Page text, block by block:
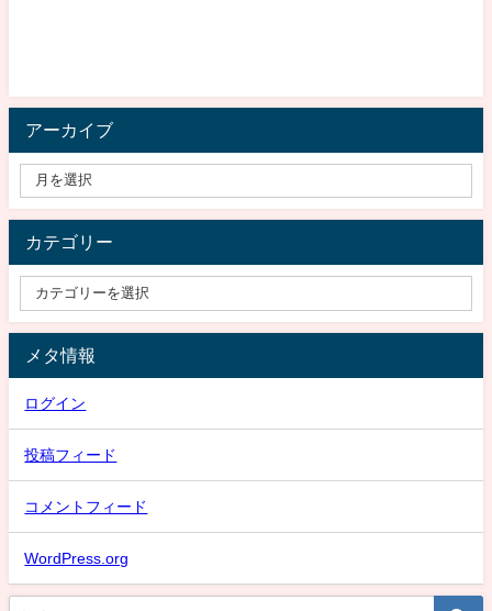
アーカイブ
カテゴリー
メタ情報
ログイン
投稿フィード
コメントフィード
WordPress.org